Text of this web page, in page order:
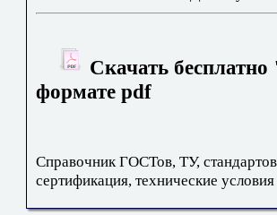
Скачать
формате pdf
Справочник ГОСТов, ТУ,
сертификация, технические условия